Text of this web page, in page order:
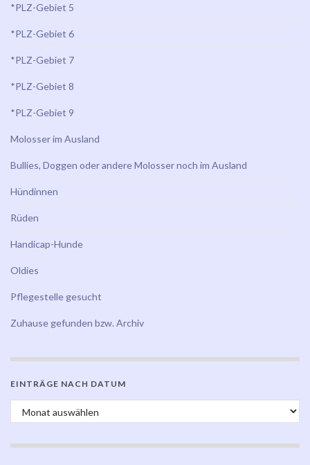
*PLZ-Gebiet 5
*PLZ-Gebiet 6
*PLZ-Gebiet 7
*PLZ-Gebiet 8
*PLZ-Gebiet 9
Molosser im Ausland
Bullies, Doggen oder andere Molosser noch im Ausland
Hündinnen
Rüden
Handicap-Hunde
Oldies
Pflegestelle gesucht
Zuhause gefunden bzw. Archiv
EINTRÄGE NACH DATUM
Einträge nach Datum